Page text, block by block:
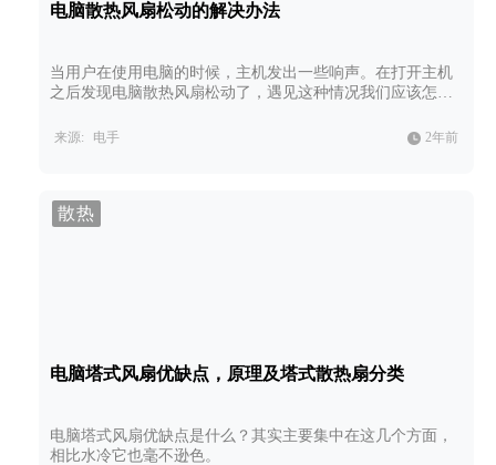
电脑散热风扇松动的解决办法
当用户在使用电脑的时候，主机发出一些响声。在打开主机
之后发现电脑散热风扇松动了，遇见这种情况我们应该怎么
来源: 电手 2年前
散热
电脑塔式风扇优缺点，原理及塔式散热扇分类
电脑塔式风扇优缺点是什么？其实主要集中在这几个方面，
相比水冷它也毫不逊色。